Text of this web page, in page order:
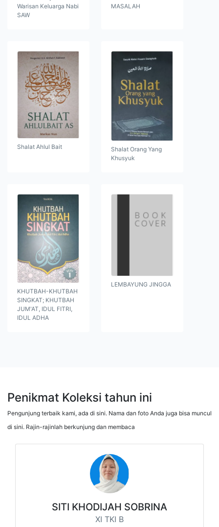
Warisan Keluarga Nabi
SAW
MASALAH
Shalat Ahlul Bait
Shalat Orang Yang
Khusyuk
KHUTBAH-KHUTBAH
SINGKAT; KHUTBAH
JUM'AT, IDUL FITRI,
IDUL ADHA
LEMBAYUNG JINGGA
Penikmat Koleksi tahun ini
Pengunjung terbaik kami, ada di sini. Nama dan foto Anda juga bisa muncul
di sini. Rajin-rajinlah berkunjung dan membaca
SITI KHODIJAH SOBRINA
XI TKI B